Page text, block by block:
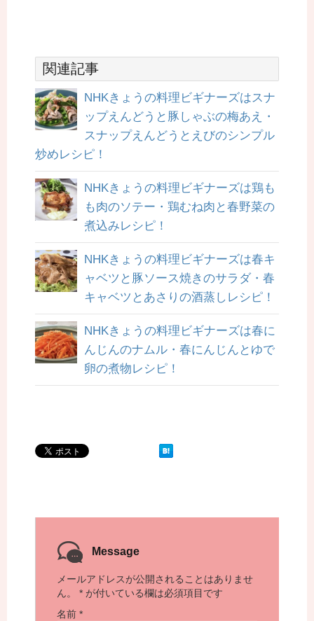
関連記事
NHKきょうの料理ビギナーズはスナ
ップえんどうと豚しゃぶの梅あえ・
スナップえんどうとえびのシンプル
炒めレシピ！
NHKきょうの料理ビギナーズは鶏も
も肉のソテー・鶏むね肉と春野菜の
煮込みレシピ！
NHKきょうの料理ビギナーズは春キ
ャベツと豚ソース焼きのサラダ・春
キャベツとあさりの酒蒸しレシピ！
NHKきょうの料理ビギナーズは春に
んじんのナムル・春にんじんとゆで
卵の煮物レシピ！
Message
メールアドレスが公開されることはありませ
ん。
* が付いている欄は必須項目です
名前 *